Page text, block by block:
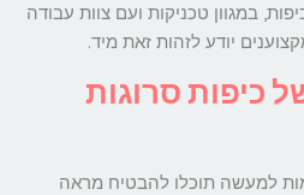
במגוון טכניקות ועם צוות עבודה
יודע לזהות זאת מיד.
כיפות סרוגות
למעשה תוכלו להבטיח מראה